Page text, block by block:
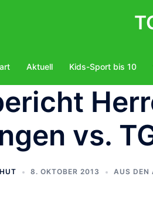
Aktuell Kids-Sport bis 10
vs.
8. OKTOBER 2013 AUS DEN